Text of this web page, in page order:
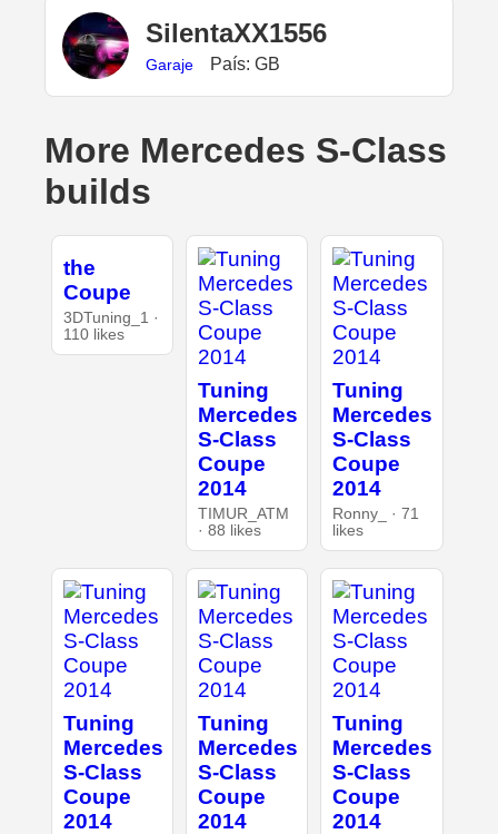
SilentaXX1556
Garaje País: GB
More Mercedes S-Class
builds
the
Coupe
3DTuning_1 ·
110 likes
Tuning
Mercedes
S-Class
Coupe
2014
TIMUR_ATM
· 88 likes
Tuning
Mercedes
S-Class
Coupe
2014
Ronny_ · 71
likes
Tuning
Mercedes
S-Class
Coupe
2014
Tuning
Mercedes
S-Class
Coupe
2014
Tuning
Mercedes
S-Class
Coupe
2014